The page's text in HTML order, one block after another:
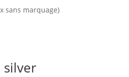
sans marquage)
silver